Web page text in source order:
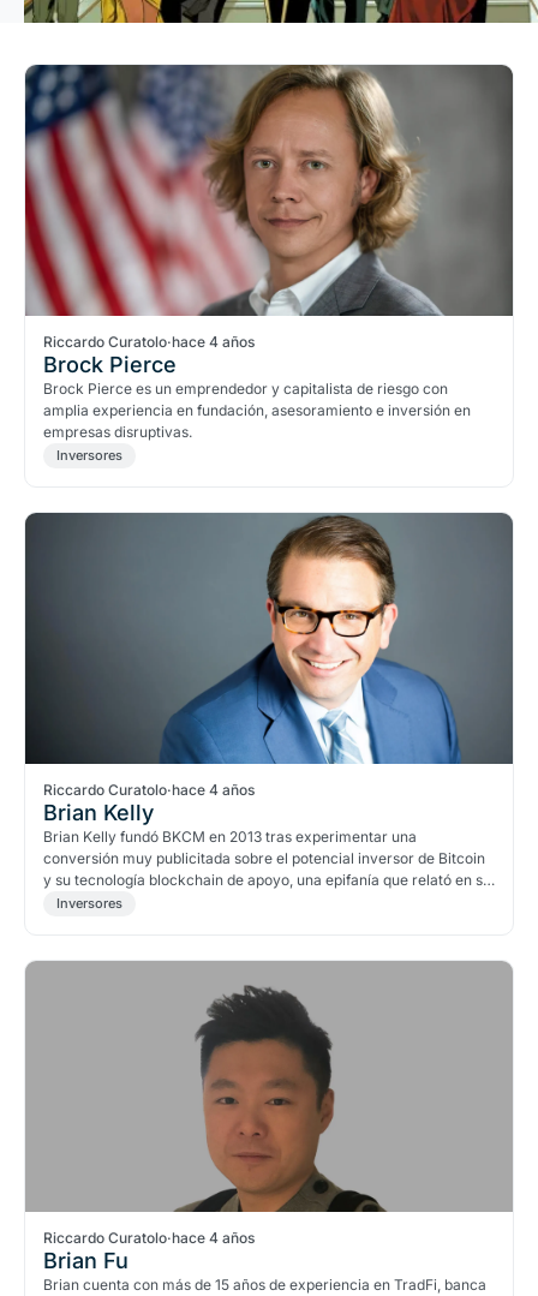
Riccardo Curatolo·hace 4 años
Brock Pierce
Brock Pierce es un emprendedor y capitalista de riesgo con
amplia experiencia en fundación, asesoramiento e inversión en
empresas disruptivas.
Inversores
Riccardo Curatolo·hace 4 años
Brian Kelly
Brian Kelly fundó BKCM en 2013 tras experimentar una
conversión muy publicitada sobre el potencial inversor de Bitcoin
y su tecnología blockchain de apoyo, una epifanía que relató en su
libro The Bitcoin Big Bang.
Inversores
Riccardo Curatolo·hace 4 años
Brian Fu
Brian cuenta con más de 15 años de experiencia en TradFi, banca